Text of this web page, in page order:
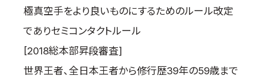
極真空手をより良いものにするためのルール改定
でありセミコンタクトルール
[2018総本部昇段審査]
世界王者、全日本王者から修行歴39年の59歳まで